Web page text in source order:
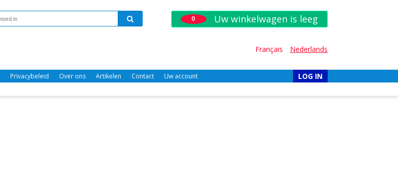
0 Uw winkelwagen is leeg
Français Nederlands
Privacybeleid Over ons Artikelen Contact Uw account LOG IN